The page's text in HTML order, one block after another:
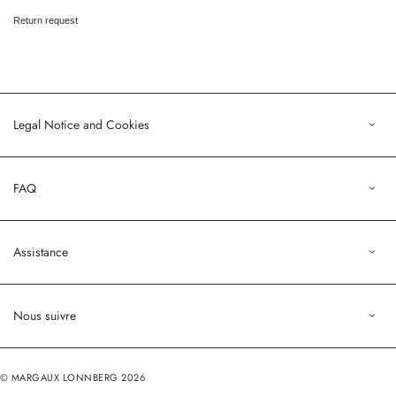
Return request
Legal Notice and Cookies
Terms of Sales
Privacy Policy
FAQ
Profile
Assistance
Contact us
Deliveries and returns
Return request
Nous suivre
© MARGAUX LONNBERG 2026